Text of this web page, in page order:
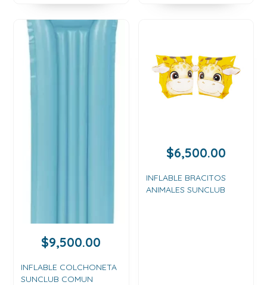
$9,500.00
INFLABLE COLCHONETA
SUNCLUB COMUN
$6,500.00
INFLABLE BRACITOS
ANIMALES SUNCLUB